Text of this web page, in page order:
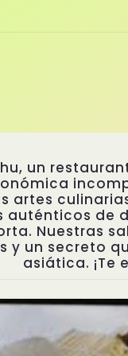
un
artes
de
Nuestras
y un secreto
asiática. ¡Te